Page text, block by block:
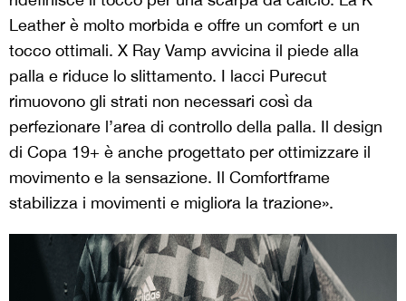
Leather è molto morbida e offre un comfort e un
tocco ottimali. X Ray Vamp avvicina il piede alla
palla e riduce lo slittamento. I lacci Purecut
rimuovono gli strati non necessari così da
perfezionare l’area di controllo della palla. Il design
di Copa 19+ è anche progettato per ottimizzare il
movimento e la sensazione. Il Comfortframe
stabilizza i movimenti e migliora la trazione».